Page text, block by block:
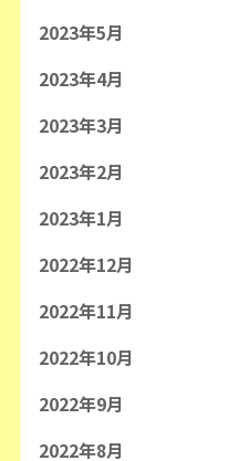
2023年5月
2023年4月
2023年3月
2023年2月
2023年1月
2022年12月
2022年11月
2022年10月
2022年9月
2022年8月